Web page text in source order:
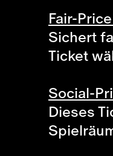
Fair-
Sichert
Ticket
Social-
Dieses